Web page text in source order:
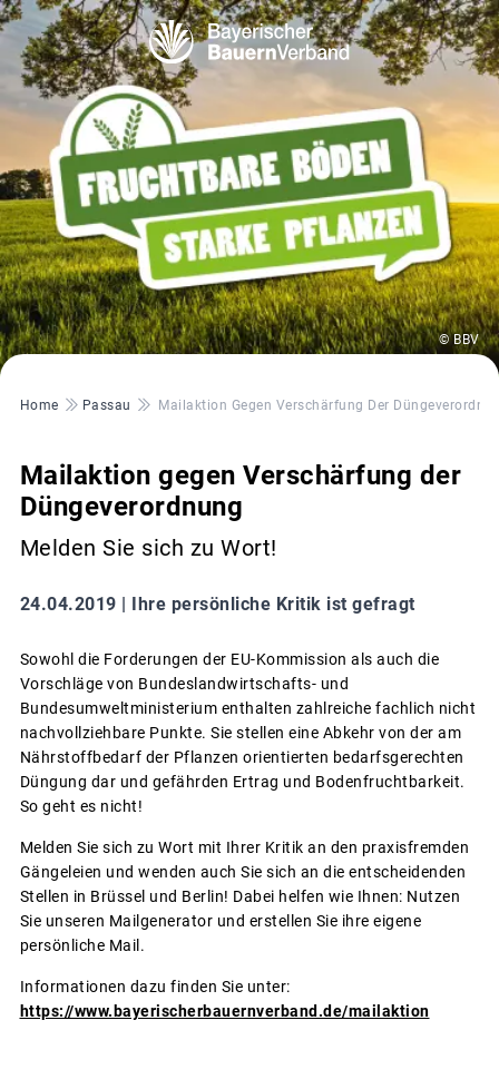
© BBV
Pfadnavigation
Home Passau Mailaktion Gegen Verschärfung Der
Mailaktion gegen Verschärfung der
Düngeverordnung
Melden Sie sich zu Wort!
24.04.2019 | Ihre persönliche Kritik ist gefragt
Sowohl die Forderungen der EU-Kommission als auch die
Vorschläge von Bundeslandwirtschafts- und
Bundesumweltministerium enthalten zahlreiche fachlich nicht
nachvollziehbare Punkte. Sie stellen eine Abkehr von der am
Nährstoffbedarf der Pflanzen orientierten bedarfsgerechten
Düngung dar und gefährden Ertrag und Bodenfruchtbarkeit.
So geht es nicht!
Melden Sie sich zu Wort mit Ihrer Kritik an den praxisfremden
Gängeleien und wenden auch Sie sich an die entscheidenden
Stellen in Brüssel und Berlin! Dabei helfen wie Ihnen: Nutzen
Sie unseren Mailgenerator und erstellen Sie ihre eigene
persönliche Mail.
Informationen dazu finden Sie unter:
https://www.bayerischerbauernverband.de/mailaktion